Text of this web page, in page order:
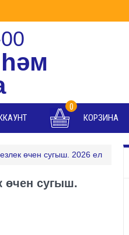
0
КОРЗИНА
өчен сугыш. 2026 ел
өчен сугыш.